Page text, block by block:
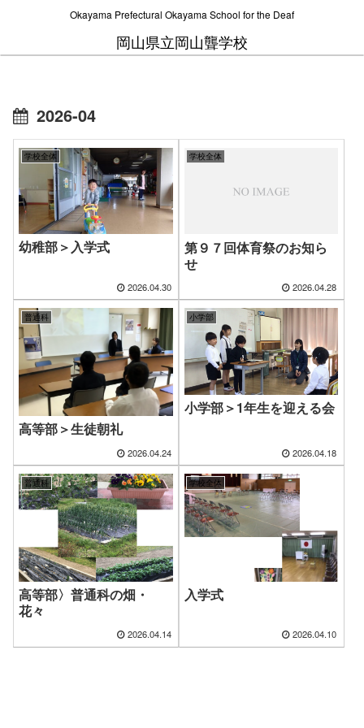
Okayama Prefectural Okayama School for the Deaf
岡山県立岡山聾学校
2026-04
学校全体
幼稚部＞入学式
2026.04.30
学校全体
第９７回体育祭のお知ら
せ
2026.04.28
普通科
高等部＞生徒朝礼
2026.04.24
小学部
小学部＞1年生を迎える会
2026.04.18
普通科
高等部〉普通科の畑・
花々
2026.04.14
学校全体
入学式
2026.04.10